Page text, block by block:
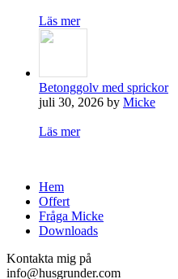
Läs mer
Betonggolv med sprickor
juli 30, 2026 by Micke
Läs mer
Hem
Offert
Fråga Micke
Downloads
Kontakta mig på
info@husgrunder.com